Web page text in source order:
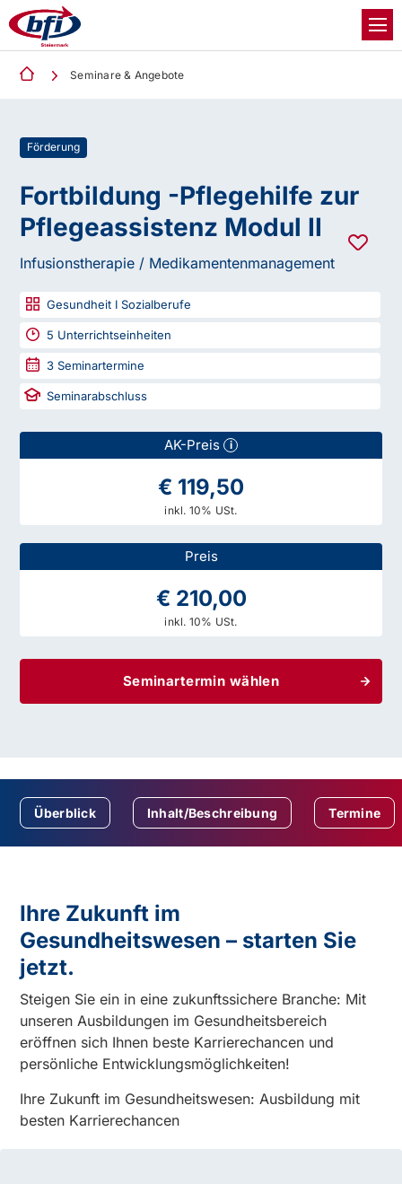
Seminare & Angebote
Förderung
Fortbildung -Pflegehilfe zur
Pflegeassistenz Modul II
Infusionstherapie / Medikamentenmanagement
Gesundheit I Sozialberufe
5 Unterrichtseinheiten
3 Seminartermine
Seminarabschluss
AK-Preis i
€ 119,50
inkl. 10% USt.
Preis
€ 210,00
inkl. 10% USt.
Seminartermin wählen
Überblick Inhalt/Beschreibung Termine
Ihre Zukunft im
Gesundheitswesen – starten Sie
jetzt.
Steigen Sie ein in eine zukunftssichere Branche: Mit
unseren Ausbildungen im Gesundheitsbereich
eröffnen sich Ihnen beste Karrierechancen und
persönliche Entwicklungsmöglichkeiten!
Ihre Zukunft im Gesundheitswesen: Ausbildung mit
besten Karrierechancen